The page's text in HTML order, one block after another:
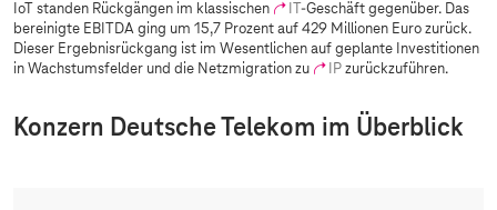
IoT standen Rückgängen im klassischen
IT-Geschäft gegenüber. Das
bereinigte EBITDA ging um 15,7 Prozent auf 429 Millionen Euro zurück.
Dieser Ergebnisrückgang ist im Wesentlichen auf geplante Investitionen
in Wachstumsfelder und die Netzmigration zu
IP zurückzuführen.
Konzern Deutsche Telekom im Überblick